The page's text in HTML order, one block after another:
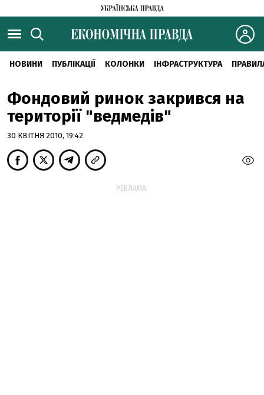
НОВИНИ ПУБЛІКАЦІЇ КОЛОНКИ ІНФРАСТРУКТУРА
Фондовий ринок закрився на
території "ведмедів"
30 КВІТНЯ 2010, 19:42
РЕКЛАМА: